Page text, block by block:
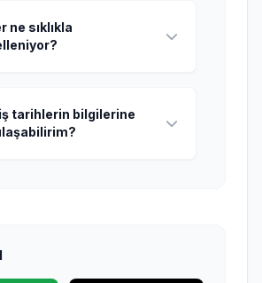
ne sıklıkla
tarihlerin bilgilerine